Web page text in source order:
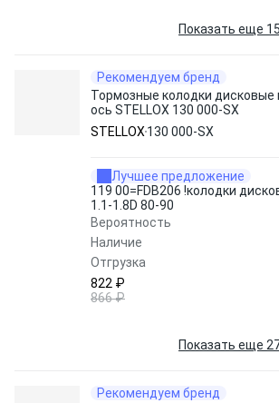
Показать еще
Рекомендуем бренд
Тормозные колодки дисковые
ось STELLOX 130 000-SX
STELLOX 130 000-SX
Лучшее предложение
119 00=FDB206 !колодки
1.1-1.8D 80-90
Вероятность
Наличие
Отгрузка
822 ₽
866 ₽
Показать еще
Рекомендуем бренд